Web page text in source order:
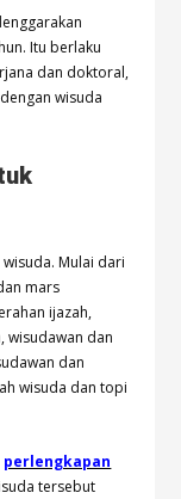
Itu berlaku
dan doktoral,
wisuda
Mulai dari
mars
ijazah,
wisudawan dan
dan
wisuda dan topi
perlengkapan
tersebut